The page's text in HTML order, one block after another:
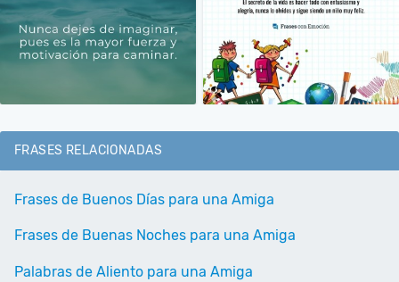
FRASES RELACIONADAS
Frases de Buenos Días para una Amiga
Frases de Buenas Noches para una Amiga
Palabras de Aliento para una Amiga